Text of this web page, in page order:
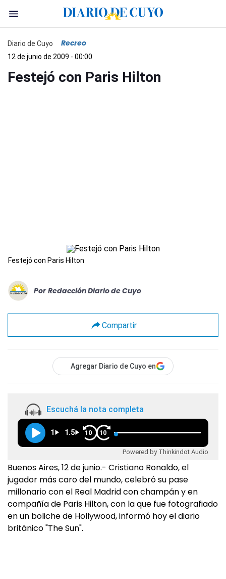
Diario de Cuyo Recreo
12 de junio de 2009 - 00:00
Festejó con Paris Hilton
Festejó con Paris Hilton
Por Redacción Diario de Cuyo
Compartir
Agregar Diario de Cuyo en
Escuchá la nota completa
1 1.5 10 10
Powered by Thinkindot Audio
Buenos Aires, 12 de junio.- Cristiano Ronaldo, el
jugador más caro del mundo, celebró su pase
millonario con el Real Madrid con champán y en
compañía de Paris Hilton, con la que fue fotografiado
en un boliche de Hollywood, informó hoy el diario
británico "The Sun".